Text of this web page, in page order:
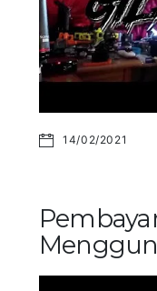
14/02/2021